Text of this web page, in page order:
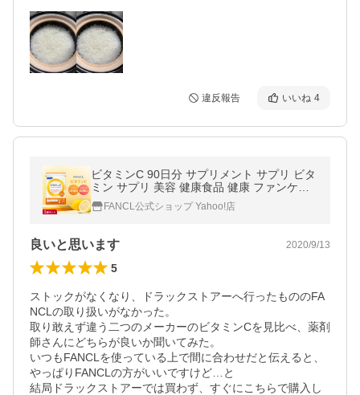
違反報告 いいね 4
ビタミンC 90日分 サプリメント サプリ ビタ
ミン サプリ 美容 健康食品 健康 ファンケル
FANCL 公式
FANCL公式ショップ Yahoo!店
良いと思います 2020/9/13
5
ストックがなくなり、ドラックストアーへ行ったもののFA
NCLの取り扱いがなかった。
取り敢えず違う二つのメーカーのビタミンCを見比べ、薬剤
師さんにどちらが良いか聞いてみた。
いつもFANCLを使っている上で間に合わせだと伝えると、
やっぱりFANCLの方がいいですけど…と
結局ドラックストアーでは買わず、すぐにこちらで購入し